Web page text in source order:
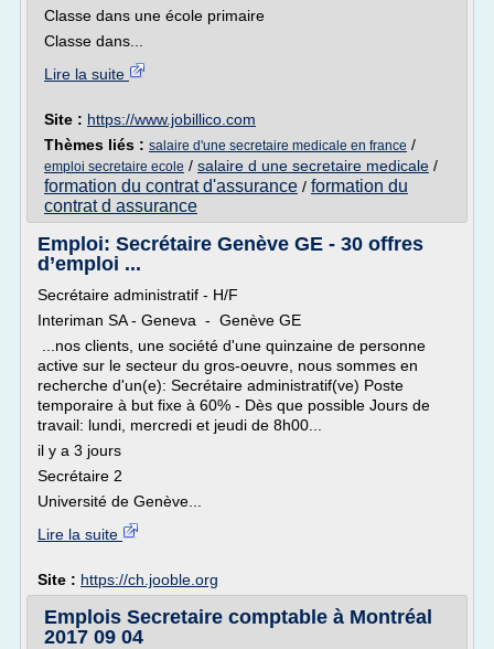
Classe dans une école primaire
Classe dans...
Lire la suite
Site : https://www.jobillico.com
Thèmes liés : salaire d'une secretaire medicale en france /
emploi secretaire ecole / salaire d une secretaire medicale /
formation du contrat d'assurance / formation du
contrat d assurance
Emploi: Secrétaire Genève GE - 30 offres
d’emploi ...
Secrétaire administratif - H/F
Interiman SA - Geneva - Genève GE
...nos clients, une société d'une quinzaine de personne
active sur le secteur du gros-oeuvre, nous sommes en
recherche d'un(e): Secrétaire administratif(ve) Poste
temporaire à but fixe à 60% - Dès que possible Jours de
travail: lundi, mercredi et jeudi de 8h00...
il y a 3 jours
Secrétaire 2
Université de Genève...
Lire la suite
Site : https://ch.jooble.org
Emplois Secretaire comptable à Montréal
2017 09 04